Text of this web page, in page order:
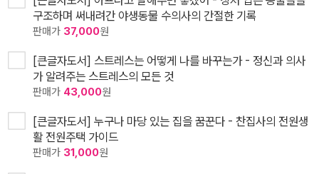
구조하며 써내려간 야생동물 수의사의 간절한 기록
판매가 37,000원
[큰글자도서] 스트레스는 어떻게 나를 바꾸는가 - 정신과 의사
가 알려주는 스트레스의 모든 것
판매가 43,000원
[큰글자도서] 누구나 마당 있는 집을 꿈꾼다 - 찬집사의 전원생
활 전원주택 가이드
판매가 31,000원